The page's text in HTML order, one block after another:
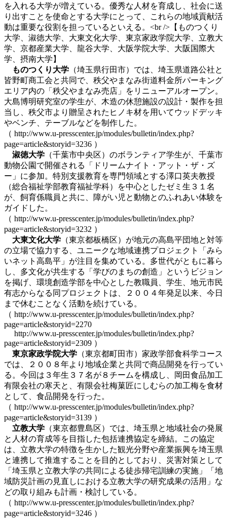
を入れる大学が増えている。優秀な人材を育成し、社会に送
り出すことを使命とする大学にとって、これらの地域貢献活
動は重要な役割を担っているといえる。<br />【ものつくり
大学、淑徳大学、大東文化大学、東京家政学院大学、立教大
学、京都産業大学、龍谷大学、大阪学院大学、大阪国際大
学、摂南大学】
ものつくり大学 （埼玉県行田市）では、埼玉県道路公社と
皆野町商工会と共同で、秩父やまなみ街道料金所パーキング
エリア内の「秩父やまなみ売店」をリニューアルオープン。
大島博明研究室の学生が、木造の休憩施設の設計・製作を担
当し、秩父市より贈呈されたヒノキ材を用いてウッドデッキ
やベンチ、テーブルなどを制作した。
（ http://www.u-presscenter.jp/modules/bulletin/index.php?
page=article&storyid=3236 ）
淑徳大学 （千葉市中央区）のボランティア学生が、千葉市
動物公園で開催される「ドリームナイト・アット・ザ・ズ
ー」に参加。特別支援教育を専門領域とする澤口英夫教授
（総合福祉学部教育福祉学科）を中心としたゼミ生３１名
が、飼育係職員と共に、障がい児と動物とのふれあい体験を
ガイドした。
（ http://www.u-presscenter.jp/modules/bulletin/index.php?
page=article&storyid=3232 ）
大東文化大学 （東京都板橋区）が地元の高島平団地と対等
の立場で協力する、ユニークな地域連携プロジェクト「みら
いネット高島平」が注目を集めている。多世代がともに暮ら
し、多文化が共生する「学びのまちの創造」というビジョン
を掲げ、環境創造学部を中心とした教職員、学生、地元市民
有志からなる同プロジェクトは、２００４年発足以来、今日
まで休むことなく活動を続けている。
（ http://www.u-presscenter.jp/modules/bulletin/index.php?
page=article&storyid=2270
http://www.u-presscenter.jp/modules/bulletin/index.php?
page=article&storyid=2309 ）
東京家政学院大学 （東京都町田市）家政学部食科学コース
では、２００８年より地域企業と共同で商品開発を行ってい
る。今回は３年生３７名が８チームを構成し、岡田食品加工
有限会社の寒天と、有限会社梅菓匠にしむらの加工梅を食材
として、食品開発を行った。
（ http://www.u-presscenter.jp/modules/bulletin/index.php?
page=article&storyid=3139 ）
立教大学 （東京都豊島区）では、埼玉県と地域社会の発展
と人材の育成等を目指した包括連携協定を締結。この協定
は、立教大学の特徴を生かした観光分野や産業振興を埼玉県
と連携して推進することを目的としており、災害対策として
「埼玉県と立教大学の共同による徒歩帰宅訓練の実施」「地
域防災計画の見直しにおける立教大学の研究成果の活用」な
どの取り組みも計画・検討している。
（ http://www.u-presscenter.jp/modules/bulletin/index.php?
page=article&storyid=3246 ）